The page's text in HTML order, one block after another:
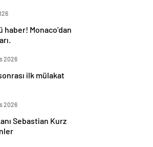
haber! Monaco’dan
2026
ilk mülakat
2026
Sebastian Kurz